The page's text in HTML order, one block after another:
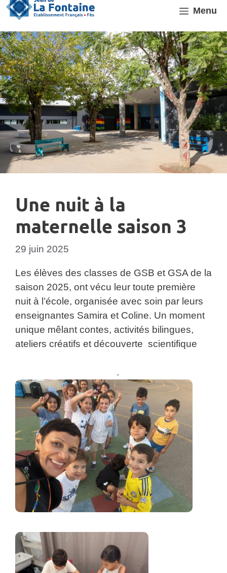
Aller
contenu
Menu
Une nuit à la
maternelle saison 3
29 juin 2025
Les élèves des classes de GSB et GSA de la
saison 2025, ont vécu leur toute première
nuit à l’école, organisée avec soin par leurs
enseignantes Samira et Coline. Un moment
unique mêlant contes, activités bilingues,
ateliers créatifs et découverte scientifique
.